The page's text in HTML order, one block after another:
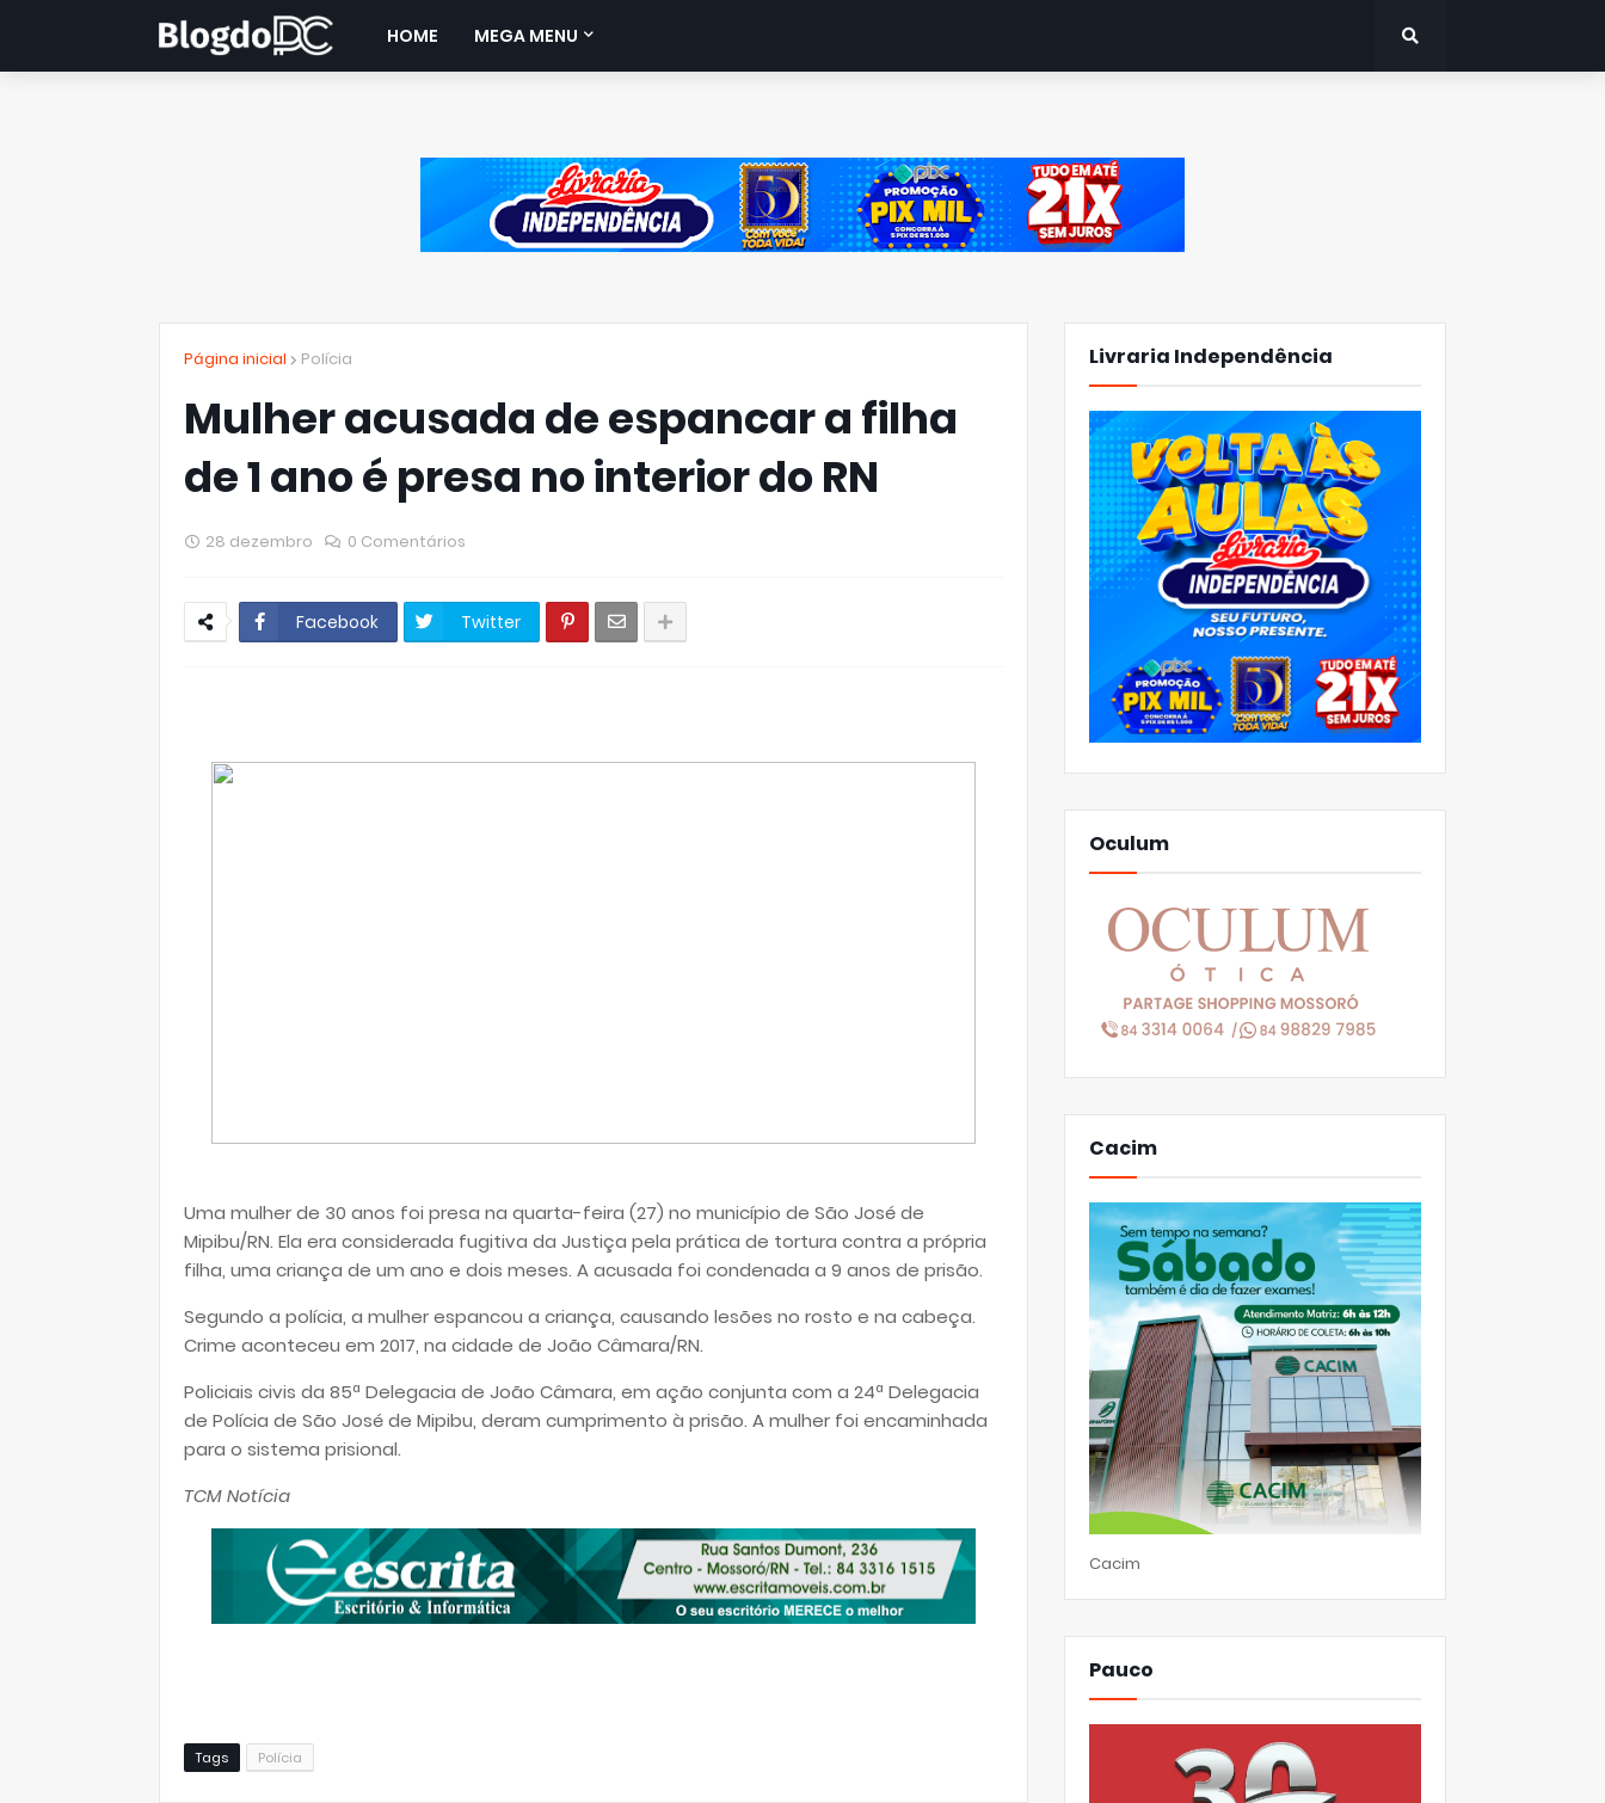
HOME MEGA MENU
Página inicial Polícia
Mulher acusada de espancar a filha
de 1 ano é presa no interior do RN
28 dezembro 0 Comentários
Facebook Twitter
Uma mulher de 30 anos foi presa na quarta-feira (27) no município de São José de
Mipibu/RN. Ela era considerada fugitiva da Justiça pela prática de tortura contra a própria
filha, uma criança de um ano e dois meses. A acusada foi condenada a 9 anos de prisão.
Segundo a polícia, a mulher espancou a criança, causando lesões no rosto e na cabeça.
Crime aconteceu em 2017, na cidade de João Câmara/RN.
Policiais civis da 85ª Delegacia de João Câmara, em ação conjunta com a 24ª Delegacia
de Polícia de São José de Mipibu, deram cumprimento à prisão. A mulher foi encaminhada
para o sistema prisional.
TCM Notícia
Tags Polícia
Livraria Independência
Oculum
Cacim
Cacim
Pauco